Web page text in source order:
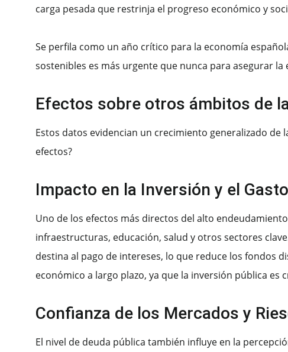
carga pesada que restrinja el progreso económico y
Se perfila como un año crítico para la economía
sostenibles es más urgente que nunca para asegurar
Efectos sobre otros ámbitos de
Estos datos evidencian un crecimiento generalizado de
efectos?
Impacto en la Inversión y el
Uno de los efectos más directos del alto
infraestructuras, educación, salud y otros sectores
destina al pago de intereses, lo que reduce los fondos
económico a largo plazo, ya que la inversión pública es
Confianza de los Mercados y
El nivel de deuda pública también influye en la